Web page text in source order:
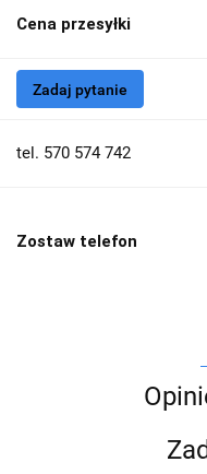
Cena przesyłki
Zadaj pytanie
tel. 570 574 742
Zostaw telefon